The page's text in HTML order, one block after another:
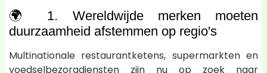
🌍 1. Wereldwijde merken moeten
duurzaamheid afstemmen op regio's
Multinationale restaurantketens, supermarkten en
voedselbezorgdiensten zijn nu op zoek naar